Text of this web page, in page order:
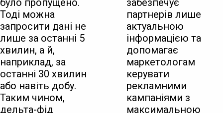
було пропущено.
Тоді можна
запросити дані не
лише за останні 5
хвилин, а й,
наприклад, за
останні 30 хвилин
або навіть добу.
Таким чином,
дельта-фід
забезпечує
партнерів лише
актуальною
інформацією та
допомагає
маркетологам
керувати
рекламними
кампаніями з
максимальною